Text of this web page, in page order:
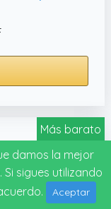
Más barato
damos la mejor
sigues utilizando
Aceptar